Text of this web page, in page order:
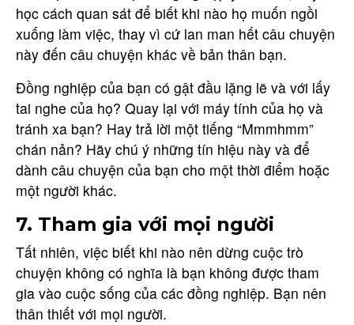
học cách quan sát để biết khi nào họ muốn ngồi
xuống làm việc, thay vì cứ lan man hết câu chuyện
này đến câu chuyện khác về bản thân bạn.
Đồng nghiệp của bạn có gật đầu lặng lẽ và với lấy
tai nghe của họ? Quay lại với máy tính của họ và
tránh xa bạn? Hay trả lời một tiếng “Mmmhmm”
chán nản? Hãy chú ý những tín hiệu này và để
dành câu chuyện của bạn cho một thời điểm hoặc
một người khác.
7. Tham gia với mọi người
Tất nhiên, việc biết khi nào nên dừng cuộc trò
chuyện không có nghĩa là bạn không được tham
gia vào cuộc sống của các đồng nghiệp. Bạn nên
thân thiết với mọi người.